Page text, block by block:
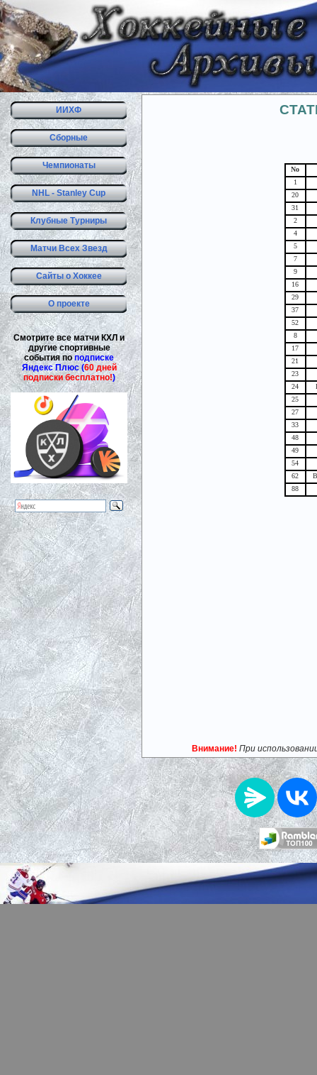
ИИХФ
Сборные
Чемпионаты
NHL - Stanley Cup
Клубные Турниры
Матчи Всех Звезд
Сайты о Хоккее
О проекте
Смотрите все матчи КХЛ и
другие спортивные
события поподписке
Яндекс Плюс (60 дней
подписки бесплатно!)
No
1
20
31
2
4
5
7
9
16
29
37
52
8
17
21
23
24
25
27
33
48
49
54
62
88
Внимание! При